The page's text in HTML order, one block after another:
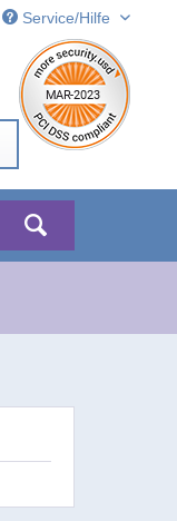
Service/Hilfe